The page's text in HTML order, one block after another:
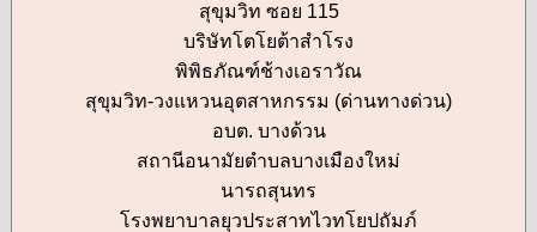
สุขุมวิท ซอย 115
บริษัทโตโยต้าสำโรง
พิพิธภัณฑ์ช้างเอราวัณ
สุขุมวิท-วงแหวนอุตสาหกรรม (ด่านทางด่วน)
อบต. บางด้วน
สถานีอนามัยตำบลบางเมืองใหม่
นารถสุนทร
โรงพยาบาลยุวประสาทไวทโยปถัมภ์